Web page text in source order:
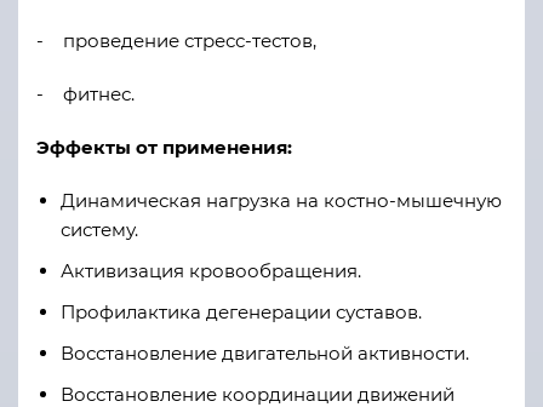
- проведение стресс-тестов,
- фитнес.
Эффекты от применения:
Динамическая нагрузка на костно-мышечную
систему.
Активизация кровообращения.
Профилактика дегенерации суставов.
Восстановление двигательной активности.
Восстановление координации движений